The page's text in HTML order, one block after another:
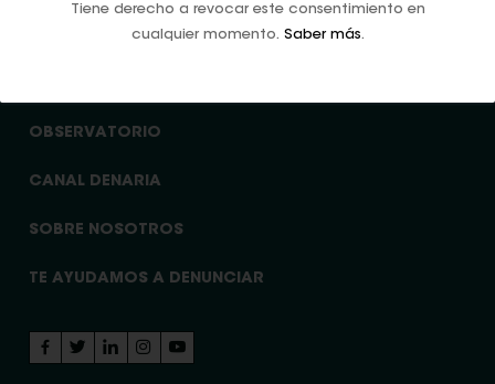
OBSERVATORIO
CANAL DENARIA
SOBRE NOSOTROS
TE AYUDAMOS A DENUNCIAR
Tiene derecho a revocar este consentimiento en
cualquier momento. Saber más.